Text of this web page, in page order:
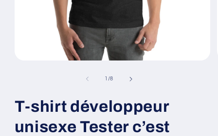
une
fenêtre
modale
1 /de
8
T-shirt développeur
unisexe Tester c’est